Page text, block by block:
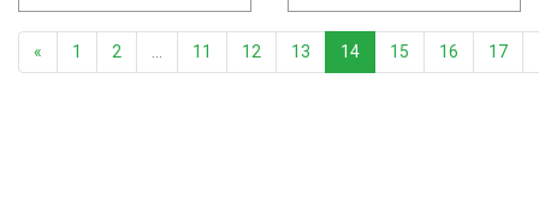
« 1 2 11 12 13 14 15 16 17